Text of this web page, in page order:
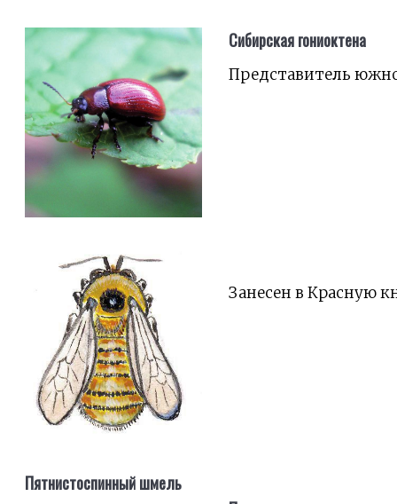
Сибирская гониоктена
Представитель
Пятнистоспинный шмель
Занесен в Красную